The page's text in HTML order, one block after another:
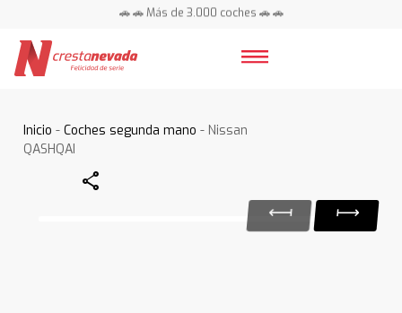
🚗 🚗 Más de 3.000 coches 🚗 🚗
Inicio -Coches segunda mano - Nissan
QASHQAI
Share